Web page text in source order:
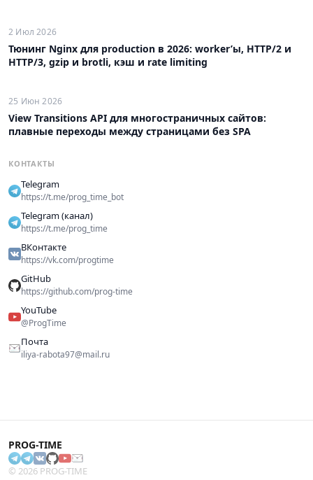
2 Июл 2026
Тюнинг Nginx для production в 2026: worker’ы, HTTP/2 и
HTTP/3, gzip и brotli, кэш и rate limiting
25 Июн 2026
View Transitions API для многостраничных сайтов:
плавные переходы между страницами без SPA
КОНТАКТЫ
Telegram
https://t.me/prog_time_bot
Telegram (канал)
https://t.me/prog_time
ВКонтакте
https://vk.com/progtime
GitHub
https://github.com/prog-time
YouTube
@ProgTime
Почта
iliya-rabota97@mail.ru
PROG-TIME
© 2026 PROG-TIME